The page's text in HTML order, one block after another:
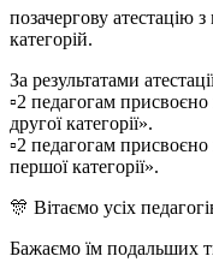
позачергову атестацію
категорій.
За результатами
▫️2 педагогам присвоєно
другої категорії».
▫️2 педагогам присвоєно
першої категорії».
🎊 Вітаємо усіх
Бажаємо їм подальших